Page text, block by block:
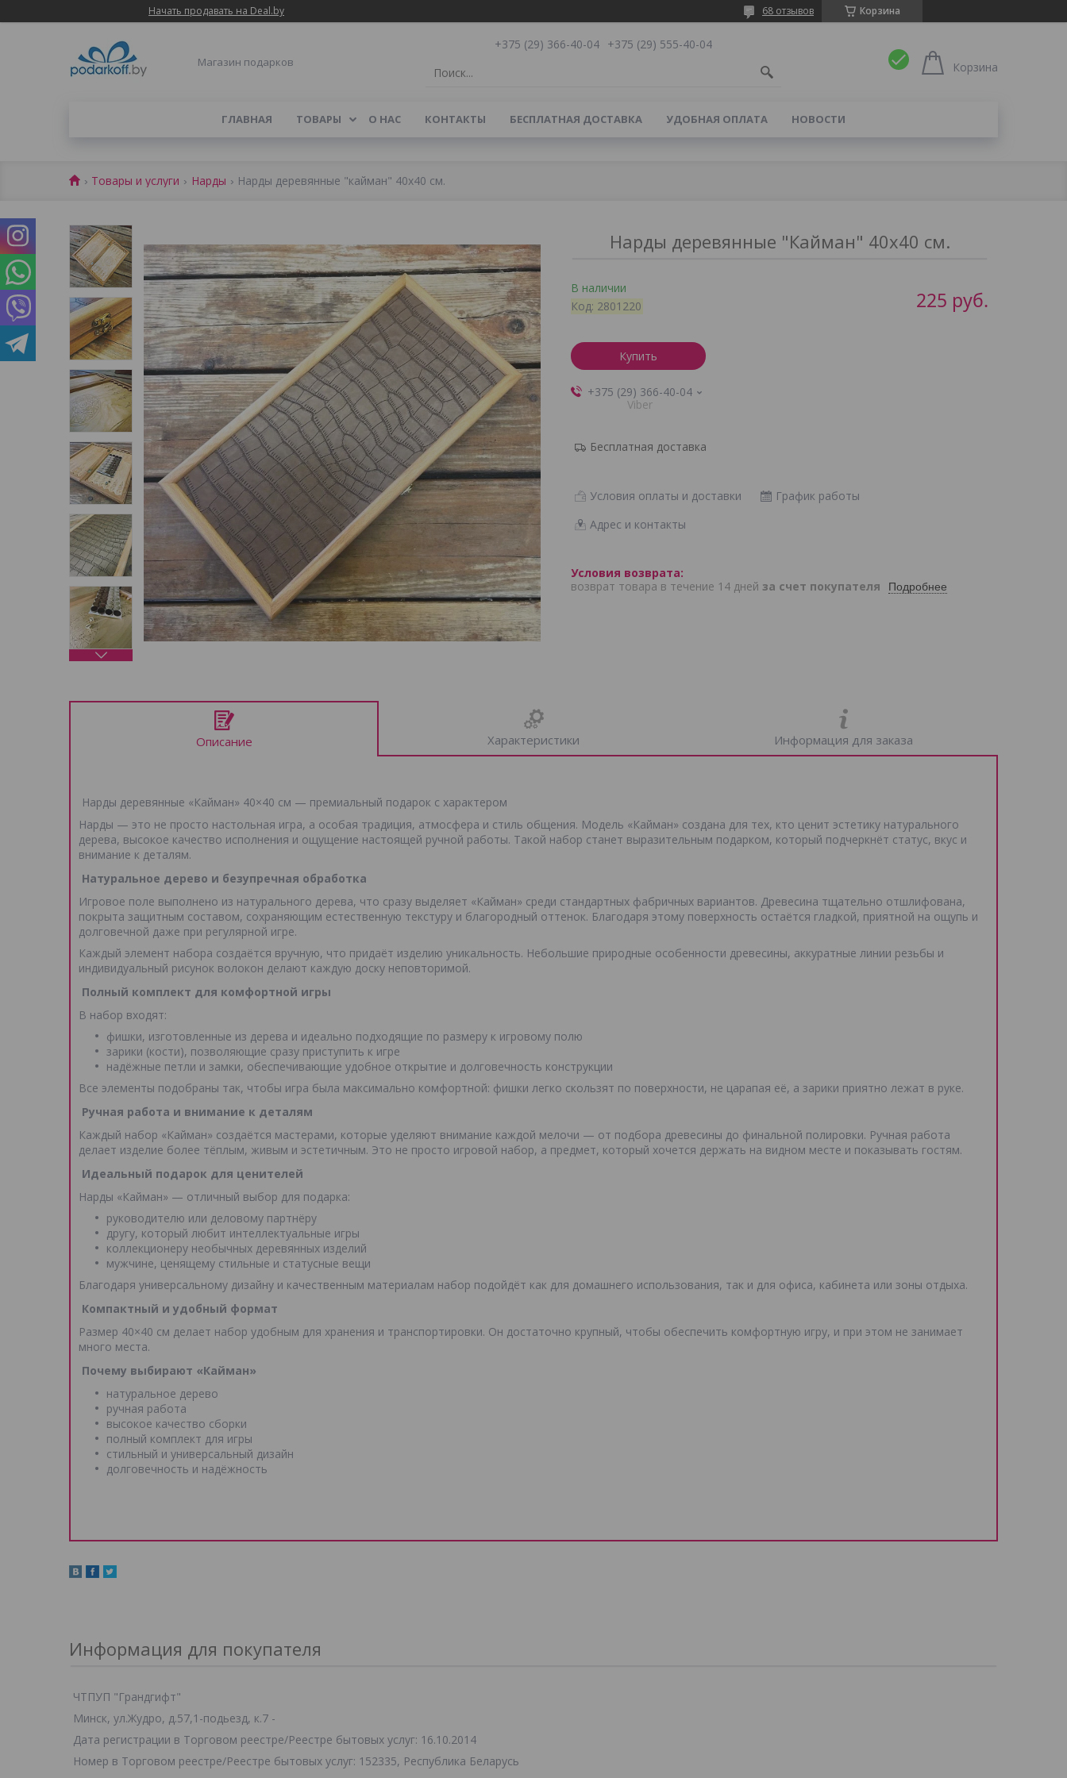
Начать продавать на Deal.by Корзина
68 отзывов
Магазин подарков
+375 (29) 366-40-04 +375 (29) 555-40-04
Корзина
ГЛАВНАЯ ТОВАРЫ О НАС КОНТАКТЫ БЕСПЛАТНАЯ ДОСТАВКА УДОБНАЯ ОПЛАТА НОВОСТИ
Товары и услуги Нарды Нарды деревянные "кайман" 40х40 см.
Нарды деревянные "Кайман" 40х40 см.
В наличии
Код: 2801220 225 руб.
Купить
+375 (29) 366-40-04
Viber
Бесплатная доставка
Условия оплаты и доставки
График работы
Адрес и контакты
возврат товара в течение 14 дней за счет покупателя Подробнее
Описание Характеристики Информация для заказа
Нарды деревянные «Кайман» 40×40 см — премиальный подарок с характером
Нарды — это не просто настольная игра, а особая традиция, атмосфера и стиль общения. Модель «Кайман» создана для тех, кто ценит эстетику натурального
дерева, высокое качество исполнения и ощущение настоящей ручной работы. Такой набор станет выразительным подарком, который подчеркнёт статус, вкус и
внимание к деталям.
Натуральное дерево и безупречная обработка
Игровое поле выполнено из натурального дерева, что сразу выделяет «Кайман» среди стандартных фабричных вариантов. Древесина тщательно отшлифована,
покрыта защитным составом, сохраняющим естественную текстуру и благородный оттенок. Благодаря этому поверхность остаётся гладкой, приятной на ощупь и
долговечной даже при регулярной игре.
Каждый элемент набора создаётся вручную, что придаёт изделию уникальность. Небольшие природные особенности древесины, аккуратные линии резьбы и
индивидуальный рисунок волокон делают каждую доску неповторимой.
Полный комплект для комфортной игры
В набор входят:
фишки, изготовленные из дерева и идеально подходящие по размеру к игровому полю
зарики (кости), позволяющие сразу приступить к игре
надёжные петли и замки, обеспечивающие удобное открытие и долговечность конструкции
Все элементы подобраны так, чтобы игра была максимально комфортной: фишки легко скользят по поверхности, не царапая её, а зарики приятно лежат в руке.
Ручная работа и внимание к деталям
Каждый набор «Кайман» создаётся мастерами, которые уделяют внимание каждой мелочи — от подбора древесины до финальной полировки. Ручная работа
делает изделие более тёплым, живым и эстетичным. Это не просто игровой набор, а предмет, который хочется держать на видном месте и показывать гостям.
Идеальный подарок для ценителей
Нарды «Кайман» — отличный выбор для подарка:
руководителю или деловому партнёру
другу, который любит интеллектуальные игры
коллекционеру необычных деревянных изделий
мужчине, ценящему стильные и статусные вещи
Благодаря универсальному дизайну и качественным материалам набор подойдёт как для домашнего использования, так и для офиса, кабинета или зоны отдыха.
Компактный и удобный формат
Размер 40×40 см делает набор удобным для хранения и транспортировки. Он достаточно крупный, чтобы обеспечить комфортную игру, и при этом не занимает
много места.
Почему выбирают «Кайман»
натуральное дерево
ручная работа
высокое качество сборки
полный комплект для игры
стильный и универсальный дизайн
долговечность и надёжность
Информация для покупателя
ЧТПУП "Грандгифт"
Минск, ул.Жудро, д.57,1-подьезд, к.7 -
Дата регистрации в Торговом реестре/Реестре бытовых услуг: 16.10.2014
Номер в Торговом реестре/Реестре бытовых услуг: 152335, Республика Беларусь